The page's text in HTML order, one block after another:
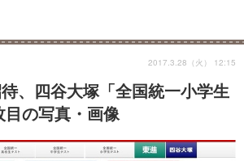
、四谷大塚「全国統一小学生
目の写真・画像
2017.3.28（火） 12:15